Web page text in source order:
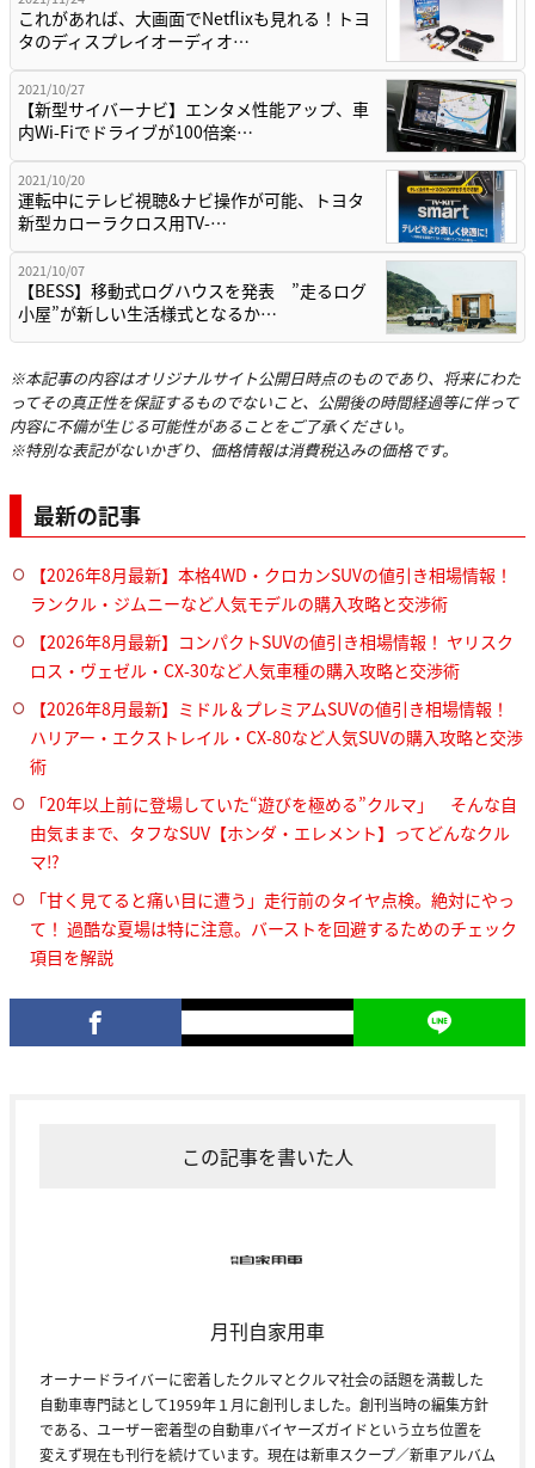
これがあれば、大画面でNetflixも見れる！トヨ
タのディスプレイオーディオ…
2021/10/27
【新型サイバーナビ】エンタメ性能アップ、車
内Wi-Fiでドライブが100倍楽…
2021/10/20
運転中にテレビ視聴&ナビ操作が可能、トヨタ
新型カローラクロス用TV-…
2021/10/07
【BESS】移動式ログハウスを発表 ”走るログ
小屋”が新しい生活様式となるか…
※本記事の内容はオリジナルサイト公開日時点のものであり、将来にわた
ってその真正性を保証するものでないこと、公開後の時間経過等に伴って
内容に不備が生じる可能性があることをご了承ください。
※特別な表記がないかぎり、価格情報は消費税込みの価格です。
最新の記事
【2026年8月最新】本格4WD・クロカンSUVの値引き相場情報！
ランクル・ジムニーなど人気モデルの購入攻略と交渉術
【2026年8月最新】コンパクトSUVの値引き相場情報！ ヤリスク
ロス・ヴェゼル・CX-30など人気車種の購入攻略と交渉術
【2026年8月最新】ミドル＆プレミアムSUVの値引き相場情報！
ハリアー・エクストレイル・CX-80など人気SUVの購入攻略と交渉
術
「20年以上前に登場していた“遊びを極める”クルマ」 そんな自
由気ままで、タフなSUV【ホンダ・エレメント】ってどんなクル
マ⁉︎
「甘く見てると痛い目に遭う」走行前のタイヤ点検。絶対にやっ
て！ 過酷な夏場は特に注意。バーストを回避するためのチェック
項目を解説
この記事を書いた人
月刊自家用車
オーナードライバーに密着したクルマとクルマ社会の話題を満載した
自動車専門誌として1959年１月に創刊しました。創刊当時の編集方針
である、ユーザー密着型の自動車バイヤーズガイドという立ち位置を
変えず現在も刊行を続けています。現在は新車スクープ／新車アルバム